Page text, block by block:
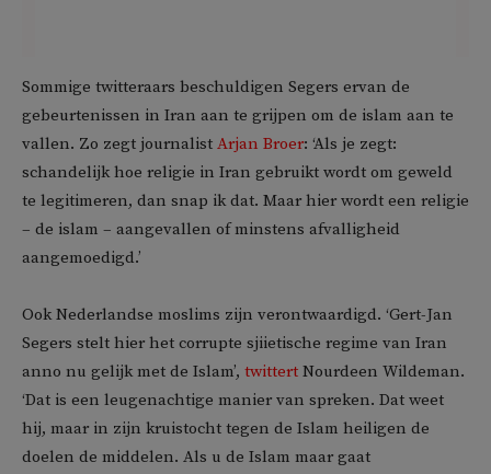
Sommige twitteraars beschuldigen Segers ervan de
gebeurtenissen in Iran aan te grijpen om de islam aan te
vallen. Zo zegt journalist Arjan Broer: ‘Als je zegt:
schandelijk hoe religie in Iran gebruikt wordt om geweld
te legitimeren, dan snap ik dat. Maar hier wordt een religie
– de islam – aangevallen of minstens afvalligheid
aangemoedigd.’
Ook Nederlandse moslims zijn verontwaardigd. ‘Gert-Jan
Segers stelt hier het corrupte sjiietische regime van Iran
anno nu gelijk met de Islam’, twittert Nourdeen Wildeman.
‘Dat is een leugenachtige manier van spreken. Dat weet
hij, maar in zijn kruistocht tegen de Islam heiligen de
doelen de middelen. Als u de Islam maar gaat